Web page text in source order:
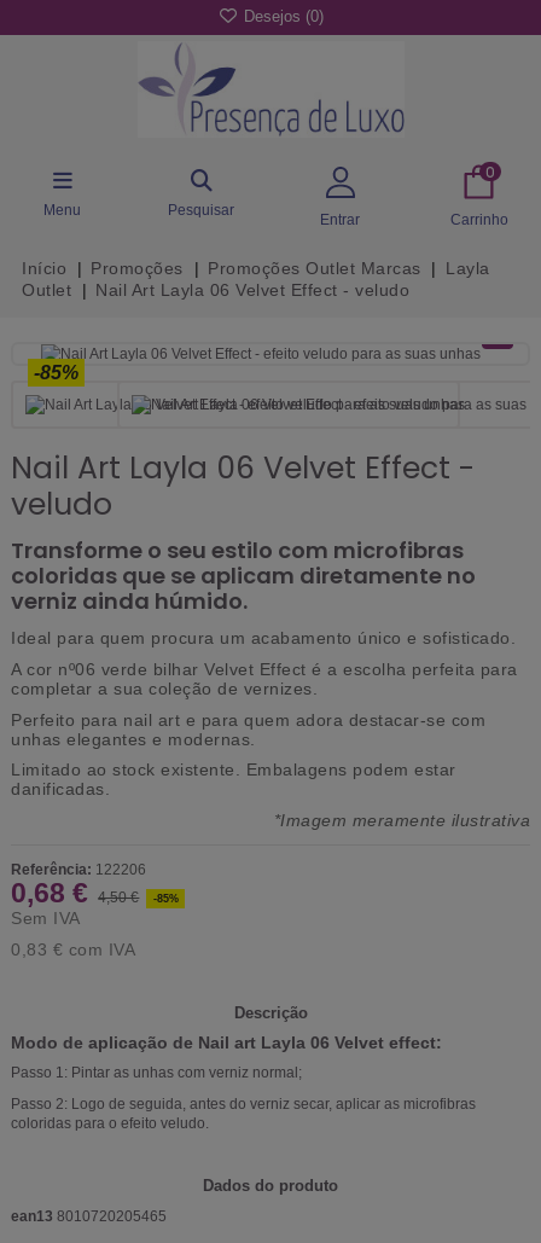
Desejos (0)
Menu Pesquisar
Entrar
0
Carrinho
Início Promoções Promoções Outlet Marcas
Layla
Outlet
Nail Art Layla 06 Velvet Effect - veludo
-85%
Nail Art Layla 06 Velvet Effect -
veludo
Transforme o seu estilo com microfibras
coloridas que se aplicam diretamente no
verniz ainda húmido.
Ideal para quem procura um acabamento único e sofisticado.
A cor nº06 verde bilhar Velvet Effect é a escolha perfeita para
completar a sua coleção de vernizes.
Perfeito para nail art e para quem adora destacar-se com
unhas elegantes e modernas.
Limitado ao stock existente. Embalagens podem estar
danificadas.
*Imagem meramente ilustrativa
Referência: 122206
0,68 € 4,50 € -85%
Sem IVA
0,83 € com IVA
Descrição
Modo de aplicação de Nail art Layla 06 Velvet effect:
Passo 1: Pintar as unhas com verniz normal;
Passo 2: Logo de seguida, antes do verniz secar, aplicar as microfibras
coloridas para o efeito veludo.
Dados do produto
ean13 8010720205465